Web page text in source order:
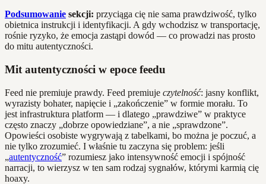
Podsumowanie sekcji: przyciąga cię nie sama prawdziwość, tylko
obietnica instrukcji i identyfikacji. A gdy wchodzisz w transportację,
rośnie ryzyko, że emocja zastąpi dowód — co prowadzi nas prosto
do mitu autentyczności.
Mit autentyczności w epoce feedu
Feed nie premiuje prawdy. Feed premiuje czytelność: jasny konflikt,
wyrazisty bohater, napięcie i „zakończenie” w formie morału. To
jest infrastruktura platform — i dlatego „prawdziwe” w praktyce
często znaczy „dobrze opowiedziane”, a nie „sprawdzone”.
Opowieści osobiste wygrywają z tabelkami, bo można je poczuć, a
nie tylko zrozumieć. I właśnie tu zaczyna się problem: jeśli
„autentyczność” rozumiesz jako intensywność emocji i spójność
narracji, to wierzysz w ten sam rodzaj sygnałów, którymi karmią cię
hoaxy.